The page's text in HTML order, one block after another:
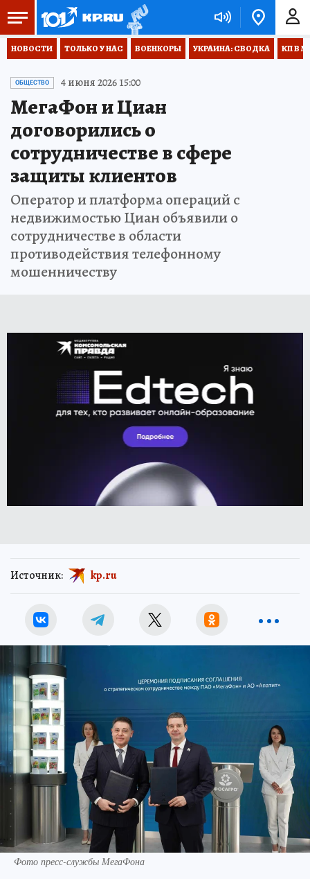
НОВОСТИ ТОЛЬКО У НАС ВОЕНКОРЫ УКРАИНА: СВОДКА КП В
ОБЩЕСТВО 4 июня 2026 15:00
МегаФон и Циан
договорились о
сотрудничестве в сфере
защиты клиентов
Оператор и платформа операций с
недвижимостью Циан объявили о
сотрудничестве в области
противодействия телефонному
мошенничеству
Источник: kp.ru
Фото пресс-службы МегаФона